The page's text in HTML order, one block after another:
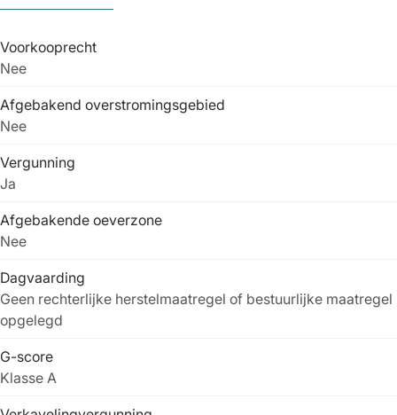
Voorkooprecht
Nee
Afgebakend overstromingsgebied
Nee
Vergunning
Ja
Afgebakende oeverzone
Nee
Dagvaarding
Geen rechterlijke herstelmaatregel of bestuurlijke maatregel
opgelegd
G-score
Klasse A